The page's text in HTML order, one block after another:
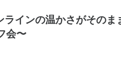
ラインの温かさがその
会〜